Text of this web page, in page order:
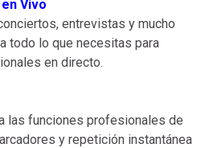
Vivo
entrevistas y mucho
todo lo que necesitas para
en directo.
las funciones profesionales de
y repetición instantánea